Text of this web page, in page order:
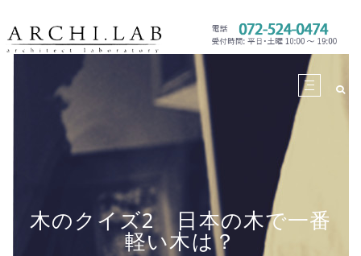
木のクイズ2 日本の木で一番
軽い木は？